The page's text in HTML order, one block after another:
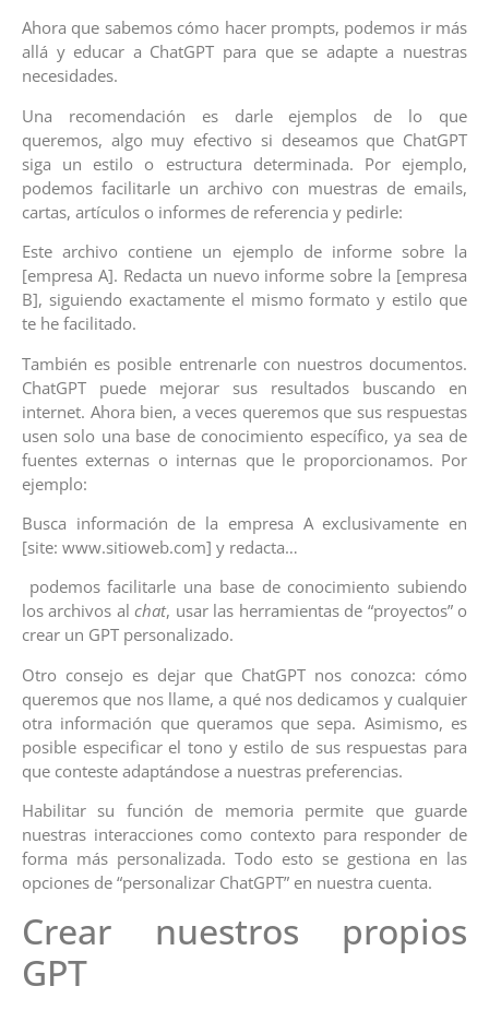
Ahora que sabemos cómo hacer prompts, podemos ir más
allá y educar a ChatGPT para que se adapte a nuestras
necesidades.
Una recomendación es darle ejemplos de lo que
queremos, algo muy efectivo si deseamos que ChatGPT
siga un estilo o estructura determinada. Por ejemplo,
podemos facilitarle un archivo con muestras de emails,
cartas, artículos o informes de referencia y pedirle:
Este archivo contiene un ejemplo de informe sobre la
[empresa A]. Redacta un nuevo informe sobre la [empresa
B], siguiendo exactamente el mismo formato y estilo que
te he facilitado.
También es posible entrenarle con nuestros documentos.
ChatGPT puede mejorar sus resultados buscando en
internet. Ahora bien, a veces queremos que sus respuestas
usen solo una base de conocimiento específico, ya sea de
fuentes externas o internas que le proporcionamos. Por
ejemplo:
Busca información de la empresa A exclusivamente en
[site: www.sitioweb.com] y redacta…
podemos facilitarle una base de conocimiento subiendo
los archivos alchat, usar las herramientas de “proyectos” o
crear un GPT personalizado.
Otro consejo es dejar que ChatGPT nos conozca: cómo
queremos que nos llame, a qué nos dedicamos y cualquier
otra información que queramos que sepa. Asimismo, es
posible especificar el tono y estilo de sus respuestas para
que conteste adaptándose a nuestras preferencias.
Habilitar su función de memoria permite que guarde
nuestras interacciones como contexto para responder de
forma más personalizada. Todo esto se gestiona en las
opciones de “personalizar ChatGPT” en nuestra cuenta.
Crear nuestros propios
GPT